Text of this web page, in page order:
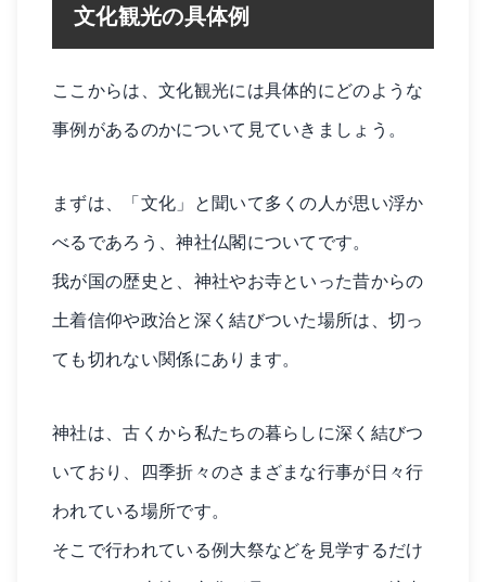
文化観光の具体例
ここからは、文化観光には具体的にどのような
事例があるのかについて見ていきましょう。
まずは、「文化」と聞いて多くの人が思い浮か
べるであろう、神社仏閣についてです。
我が国の歴史と、神社やお寺といった昔からの
土着信仰や政治と深く結びついた場所は、切っ
ても切れない関係にあります。
神社は、古くから私たちの暮らしに深く結びつ
いており、四季折々のさまざまな行事が日々行
われている場所です。
そこで行われている例大祭などを見学するだけ